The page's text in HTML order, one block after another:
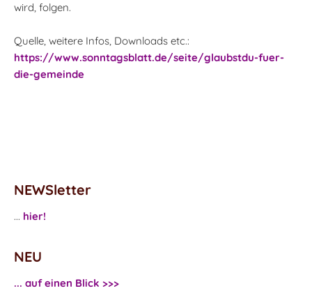
wird, folgen.
Quelle, weitere Infos, Downloads etc.:
https://www.sonntagsblatt.de/seite/glaubstdu-fuer-
die-gemeinde
NEWSletter
... hier!
NEU
... auf einen Blick >>>